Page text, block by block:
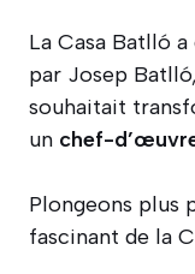
La Casa Batlló
par Josep
souhaitait
un chef-
Plongeons plus
fascinant de la